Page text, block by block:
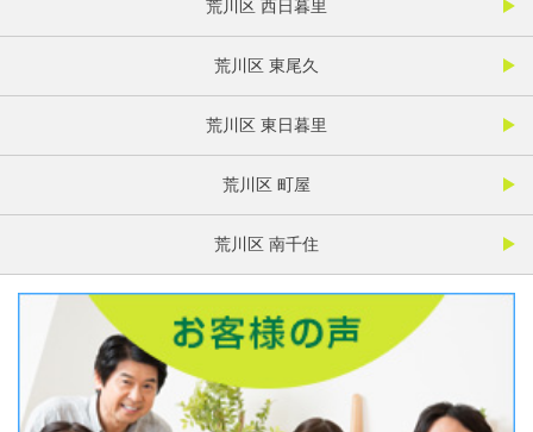
荒川区 西日暮里
荒川区 東尾久
荒川区 東日暮里
荒川区 町屋
荒川区 南千住